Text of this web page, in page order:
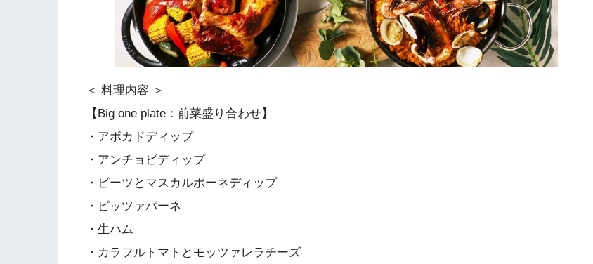
＜ 料理内容 ＞
【Big one plate：前菜盛り合わせ】
・アボカドディップ
・アンチョビディップ
・ビーツとマスカルポーネディップ
・ピッツァパーネ
・生ハム
・カラフルトマトとモッツァレラチーズ